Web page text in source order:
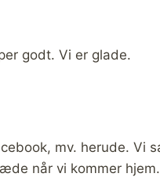
godt. Vi er glade.
mv. herude. Vi
når vi kommer